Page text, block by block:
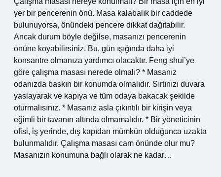
yer bir pencerenin önü. Masa kalabalık bir caddede
bulunuyorsa, önündeki pencere dikkat dağıtabilir.
Ancak durum böyle değilse, masanızı pencerenin
önüne koyabilirsiniz. Bu, gün ışığında daha iyi
konsantre olmanıza yardımcı olacaktır. Feng shui’ye
göre çalışma masası nerede olmalı? * Masanız
odanızda baskın bir konumda olmalıdır. Sırtınızı duvara
yaslayarak ve kapıya ve tüm odaya bakacak şekilde
oturmalısınız. * Masanız asla çıkıntılı bir kirişin veya
eğimli bir tavanın altında olmamalıdır. * Bir yöneticinin
ofisi, iş yerinde, dış kapıdan mümkün olduğunca uzakta
bulunmalıdır. Çalışma masası cam önünde olur mu?
Masanızın konumuna bağlı olarak ne kadar…